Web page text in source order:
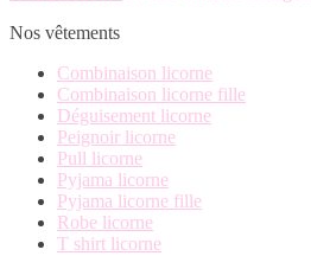
Nos vêtements
Combinaison licorne
Combinaison licorne fille
Déguisement licorne
Peignoir licorne
Pull licorne
Pyjama licorne
Pyjama licorne fille
Robe licorne
T shirt licorne